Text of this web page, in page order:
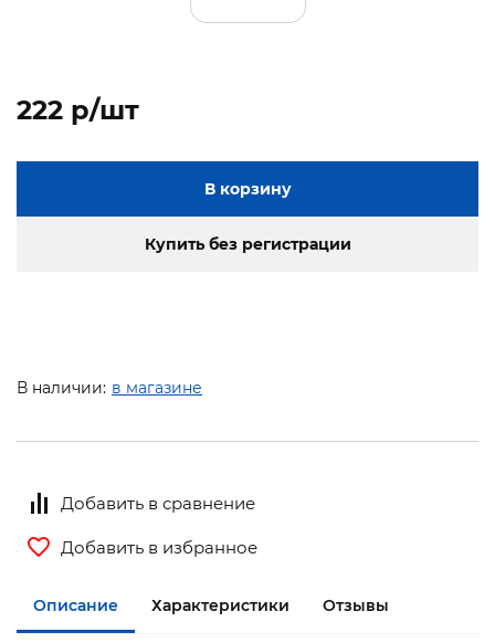
222 p/шт
В корзину
Купить без регистрации
В наличии: в магазине
Добавить в сравнение
Добавить в избранное
Описание Характеристики Отзывы